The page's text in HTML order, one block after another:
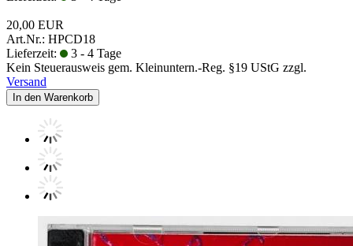
20,00 EUR
Art.Nr.: HPCD18
Lieferzeit:
3 - 4 Tage
Kein Steuerausweis gem. Kleinuntern.-Reg. §19 UStG zzgl.
Versand
In den Warenkorb